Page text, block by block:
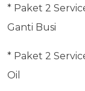
* Paket 2
Ganti Busi
* Paket 2
Oil